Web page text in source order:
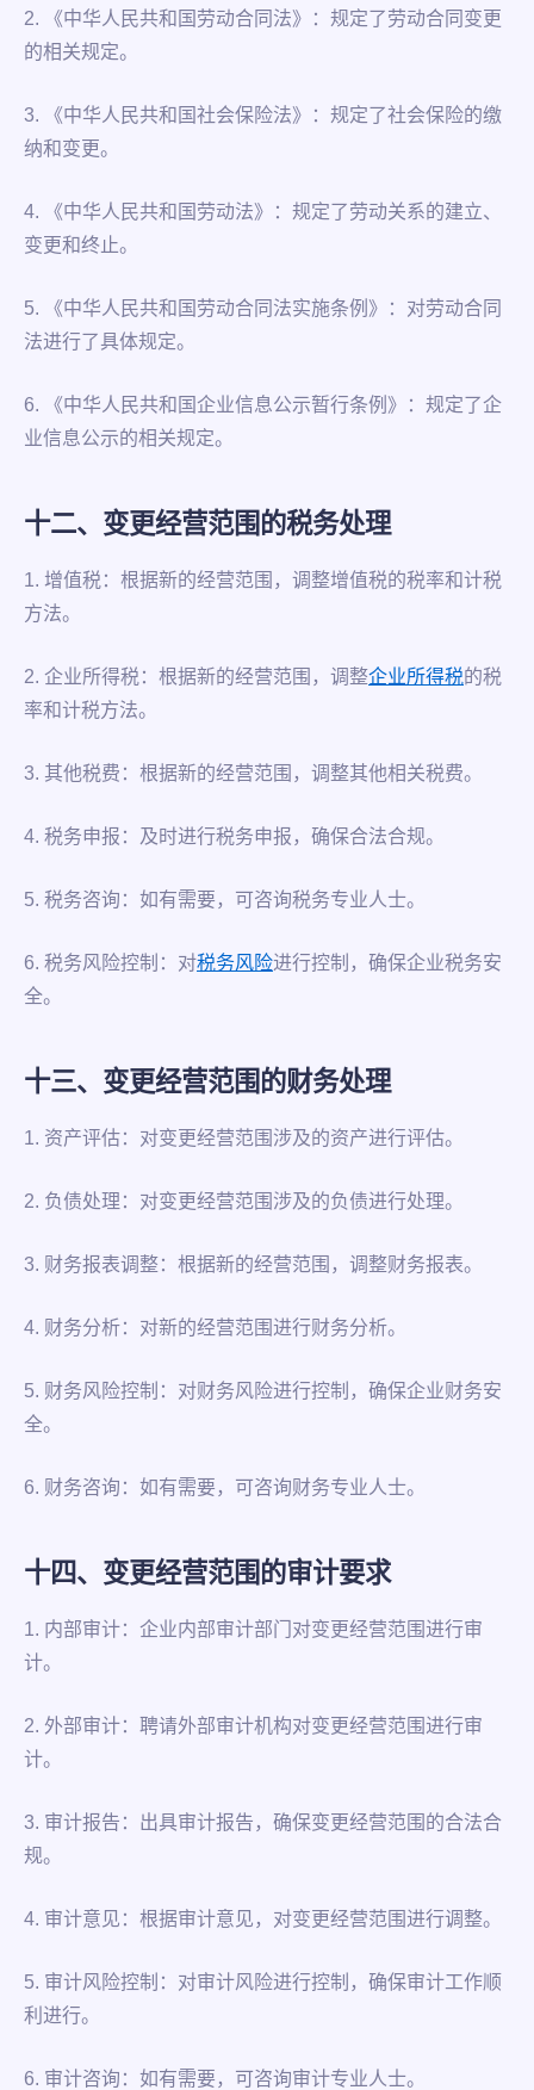
2. 《中华人民共和国劳动合同法》：规定了劳动合同变更
的相关规定。
3. 《中华人民共和国社会保险法》：规定了社会保险的缴
纳和变更。
4. 《中华人民共和国劳动法》：规定了劳动关系的建立、
变更和终止。
5. 《中华人民共和国劳动合同法实施条例》：对劳动合同
法进行了具体规定。
6. 《中华人民共和国企业信息公示暂行条例》：规定了企
业信息公示的相关规定。
十二、变更经营范围的税务处理
1. 增值税：根据新的经营范围，调整增值税的税率和计税
方法。
2. 企业所得税：根据新的经营范围，调整企业所得税的税
率和计税方法。
3. 其他税费：根据新的经营范围，调整其他相关税费。
4. 税务申报：及时进行税务申报，确保合法合规。
5. 税务咨询：如有需要，可咨询税务专业人士。
6. 税务风险控制：对税务风险进行控制，确保企业税务安
全。
十三、变更经营范围的财务处理
1. 资产评估：对变更经营范围涉及的资产进行评估。
2. 负债处理：对变更经营范围涉及的负债进行处理。
3. 财务报表调整：根据新的经营范围，调整财务报表。
4. 财务分析：对新的经营范围进行财务分析。
5. 财务风险控制：对财务风险进行控制，确保企业财务安
全。
6. 财务咨询：如有需要，可咨询财务专业人士。
十四、变更经营范围的审计要求
1. 内部审计：企业内部审计部门对变更经营范围进行审
计。
2. 外部审计：聘请外部审计机构对变更经营范围进行审
计。
3. 审计报告：出具审计报告，确保变更经营范围的合法合
规。
4. 审计意见：根据审计意见，对变更经营范围进行调整。
5. 审计风险控制：对审计风险进行控制，确保审计工作顺
利进行。
6. 审计咨询：如有需要，可咨询审计专业人士。